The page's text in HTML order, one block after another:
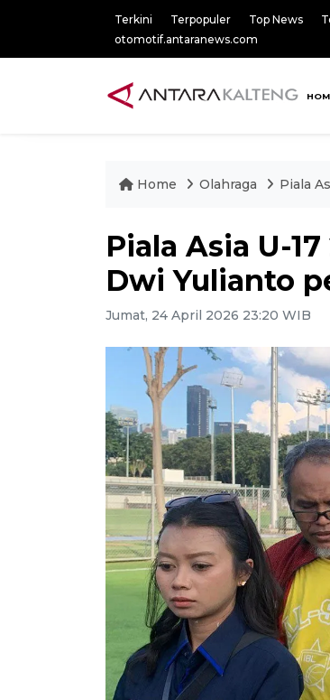
Terkini Terpopuler Top News
otomotif.antaranews.com
Home Olahraga Piala
Piala Asia U-
Dwi Yulianto
Jumat, 24 April 2026 23:20 WIB